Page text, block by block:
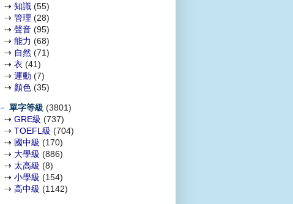
⇢ 知識 (55)
⇢ 管理 (28)
⇢ 聲音 (95)
⇢ 能力 (68)
⇢ 自然 (71)
⇢ 衣 (41)
⇢ 運動 (7)
⇢ 顏色 (35)
－ 單字等級 (3801)
⇢ GRE級 (737)
⇢ TOEFL級 (704)
⇢ 國中級 (170)
⇢ 大學級 (886)
⇢ 太高級 (8)
⇢ 小學級 (154)
⇢ 高中級 (1142)